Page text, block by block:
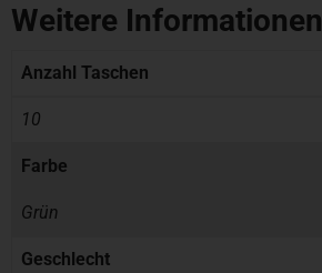
Weitere Informationen
Anzahl Taschen
10
Farbe
Grün
Geschlecht